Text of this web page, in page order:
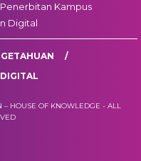
Penerbitan Kampus
Digital
HOUSE OF KNOWLEDGE - ALL